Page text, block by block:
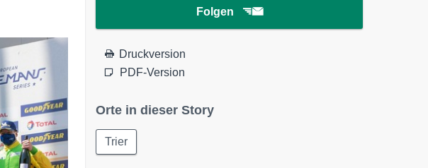
Folgen
Druckversion
PDF-Version
Orte in dieser Story
Trier